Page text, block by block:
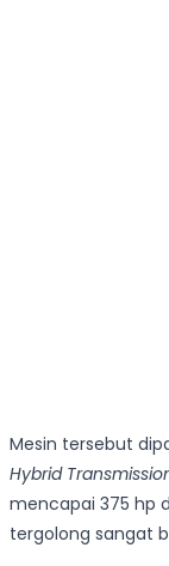
Mesin tersebut
Hybrid
mencapai 375 hp
tergolong sangat